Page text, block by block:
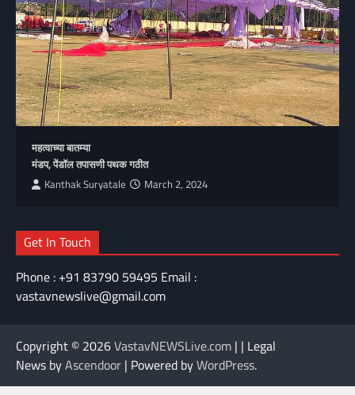
महत्वाच्या बातम्या
मंडप, पेंडॉल तपासणी पथक गठीत
Kanthak Suryatale March 2, 2024
Get In Touch
Phone : +91 83790 59495 Email :
vastavnewslive@gmail.com
Copyright © 2026VastavNEWSLive.com | | Legal
News byAscendoor | Powered byWordPress.